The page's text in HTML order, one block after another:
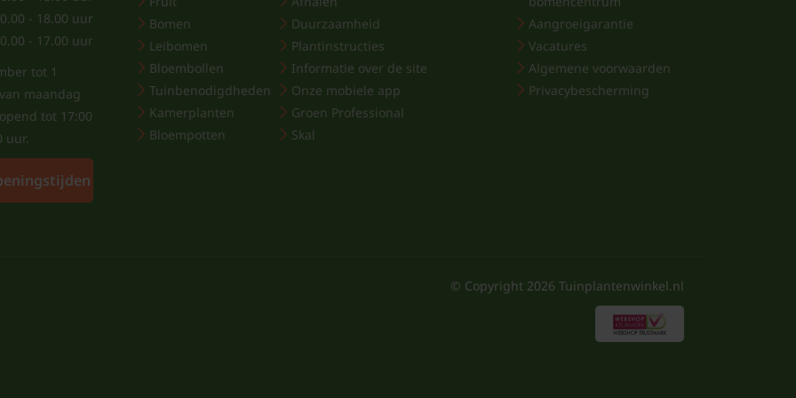
- 18.00 uur
- 17.00 uur
tot 1
maandag
tot 17:00
uur.
Bomen
Leibomen
Bloembollen
Tuinbenodigdheden
Kamerplanten
Bloempotten
Duurzaamheid
Plantinstructies
Informatie over de site
Onze mobiele app
Groen Professional
Skal
Aangroeigarantie
Vacatures
Algemene voorwaarden
Privacybescherming
© Copyright 2026 Tuinplantenwinkel.nl